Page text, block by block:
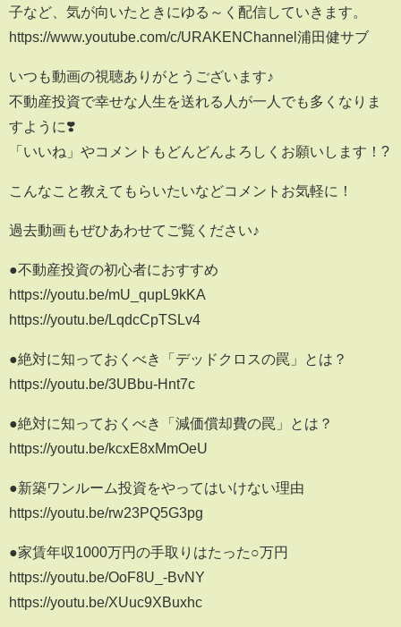
子など、気が向いたときにゆる～く配信していきます。
https://www.youtube.com/c/URAKENChannel浦田健サブ
いつも動画の視聴ありがとうございます♪
不動産投資で幸せな人生を送れる人が一人でも多くなりま
すように❣️
「いいね」やコメントもどんどんよろしくお願いします！?
こんなこと教えてもらいたいなどコメントお気軽に！
過去動画もぜひあわせてご覧ください♪
●不動産投資の初心者におすすめ
https://youtu.be/mU_qupL9kKA
https://youtu.be/LqdcCpTSLv4
●絶対に知っておくべき「デッドクロスの罠」とは？
https://youtu.be/3UBbu-Hnt7c
●絶対に知っておくべき「減価償却費の罠」とは？
https://youtu.be/kcxE8xMmOeU
●新築ワンルーム投資をやってはいけない理由
https://youtu.be/rw23PQ5G3pg
●家賃年収1000万円の手取りはたった○万円
https://youtu.be/OoF8U_-BvNY
https://youtu.be/XUuc9XBuxhc